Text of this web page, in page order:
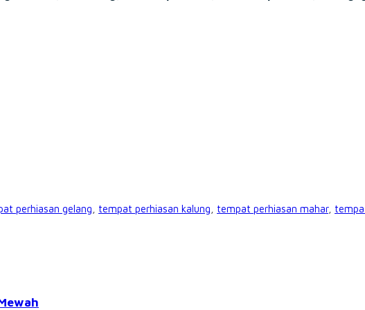
perhiasan gelang tempat perhiasan kalung tempat perhiasan mahar,